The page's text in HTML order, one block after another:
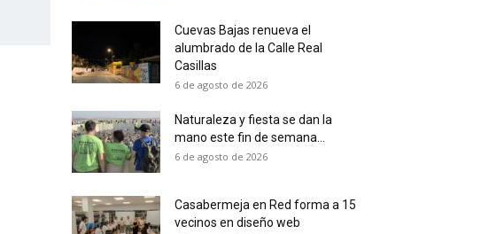
Cuevas Bajas renueva el
alumbrado de la Calle Real
Casillas
6 de agosto de 2026
Naturaleza y fiesta se dan la
mano este fin de semana...
6 de agosto de 2026
Casabermeja en Red forma a 15
vecinos en diseño web